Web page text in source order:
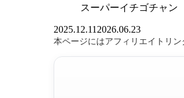
スーパーイチゴチャン
2025.12.11 2026.06.23
本ページにはアフィリエイトリン